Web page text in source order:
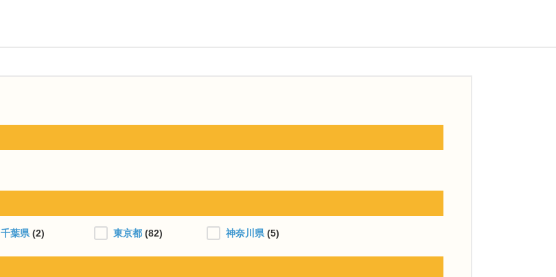
千葉県 (2) 東京都 (82) 神奈川県 (5)